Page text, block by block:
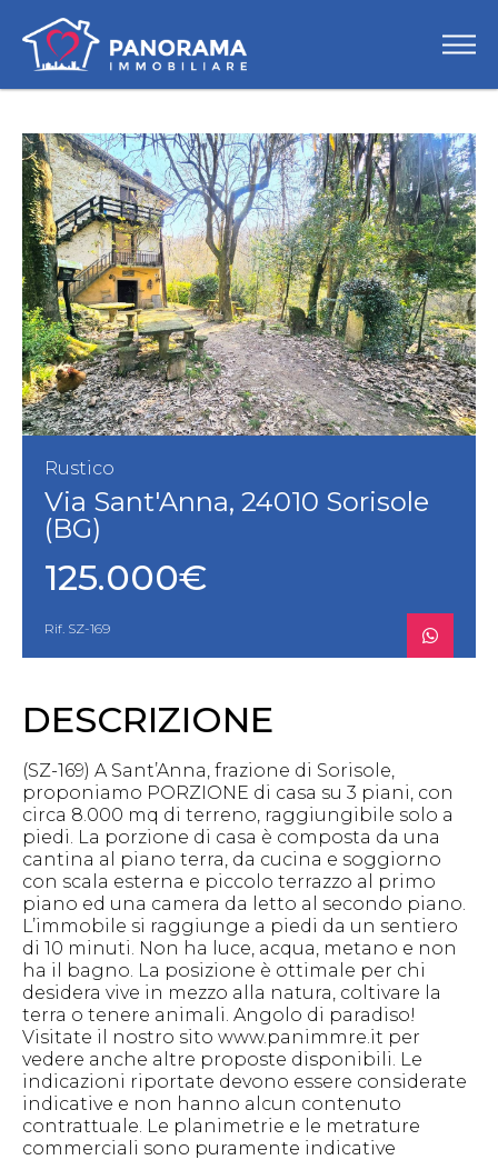
Rustico
Via Sant'Anna, 24010 Sorisole
(BG)
125.000€
Rif. SZ-169
DESCRIZIONE
(SZ-169) A Sant’Anna, frazione di Sorisole,
proponiamo PORZIONE di casa su 3 piani, con
circa 8.000 mq di terreno, raggiungibile solo a
piedi. La porzione di casa è composta da una
cantina al piano terra, da cucina e soggiorno
con scala esterna e piccolo terrazzo al primo
piano ed una camera da letto al secondo piano.
L’immobile si raggiunge a piedi da un sentiero
di 10 minuti. Non ha luce, acqua, metano e non
ha il bagno. La posizione è ottimale per chi
desidera vive in mezzo alla natura, coltivare la
terra o tenere animali. Angolo di paradiso!
Visitate il nostro sito www.panimmre.it per
vedere anche altre proposte disponibili. Le
indicazioni riportate devono essere considerate
indicative e non hanno alcun contenuto
contrattuale. Le planimetrie e le metrature
commerciali sono puramente indicative